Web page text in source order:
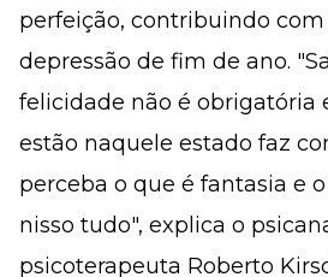
perfeição, contribuindo
depressão de fim de ano.
felicidade não é obrigatória
estão naquele estado faz
perceba o que é fantasia e
nisso tudo", explica o
psicoterapeuta Roberto